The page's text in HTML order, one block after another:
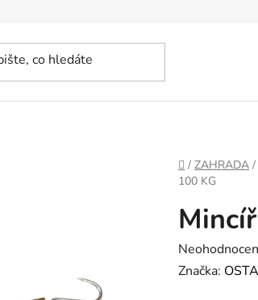
DOMŮ
/ ZAHRADA /
100 KG
Průměrné
hodnocení
Značka: